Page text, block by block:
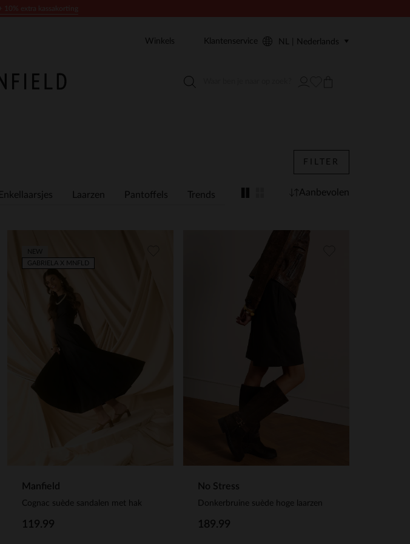
Winkels Klantenservice NL | Nederlands
Enkellaarsjes Laarzen Pantoffels Trends
FILTER
Aanbevolen
Manfield
Cognac suède sandalen met hak
119.99
GABRIELA X MNFLD
No Stress
Donkerbruine suède hoge laarzen
189.99